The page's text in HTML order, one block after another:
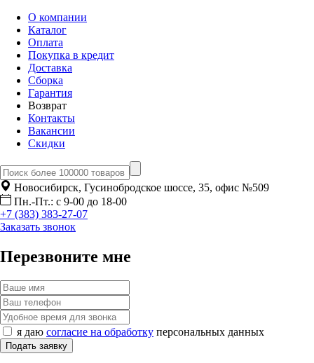
О компании
Каталог
Оплата
Покупка в кредит
Доставка
Сборка
Гарантия
Возврат
Контакты
Вакансии
Скидки
Новосибирск, Гусинобродское шоссе, 35, офис №509
Пн.-Пт.: с 9-00 до 18-00
+7 (383) 383-27-07
Заказать звонок
Перезвоните мне
я даю согласие на обработку персональных данных